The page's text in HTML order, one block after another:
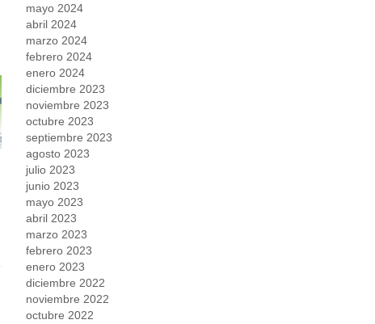
mayo 2024
abril 2024
marzo 2024
febrero 2024
enero 2024
diciembre 2023
noviembre 2023
octubre 2023
septiembre 2023
agosto 2023
julio 2023
junio 2023
mayo 2023
abril 2023
marzo 2023
febrero 2023
enero 2023
diciembre 2022
noviembre 2022
octubre 2022